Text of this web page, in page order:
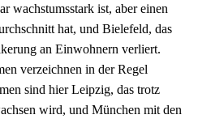
wachstumsstark ist, aber einen
hat, und Bielefeld, das
an Einwohnern verliert.
verzeichnen in der Regel
sind hier Leipzig, das trotz
wird, und München mit den